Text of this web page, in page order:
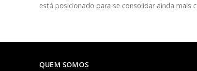
está posicionado para se consolidar ainda mais
QUEM SOMOS